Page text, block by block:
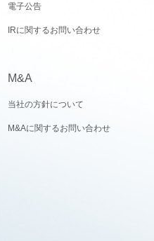
電子公告
IRに関するお問い合わせ
M&A
当社の方針について
M&Aに関するお問い合わせ